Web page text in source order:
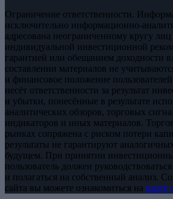
Ограничение ответственности.
исключительно информационно-
адресована неограниченному кругу лиц
индивидуальной инвестиционной
гарантией или обещанием доходности
составлении материалов не
и финансовое положение
несёт ответственности за результат
и убытки, понесённые в результате
аналитических обзоров, торговых
индикаторов и иных материалов.
рынках сопряжена с риском потери
результаты не гарантируют
будущем. При принятии
пользователь должен
и полагаться на собственный анализ.
сайта вы можете ознакомиться на карте